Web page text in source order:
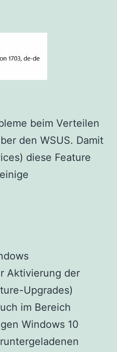
beim Verteilen
den WSUS. Damit
diese Feature
Aktivierung der
Upgrades)
im Bereich
Windows 10